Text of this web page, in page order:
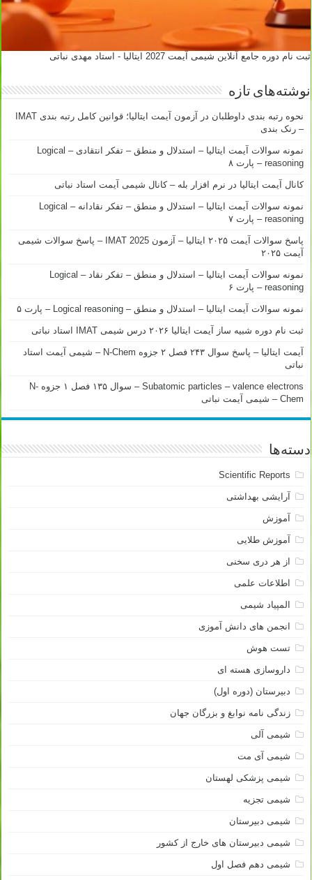
ثبت نام دوره جامع آنلاین شیمی آیمت 2027 ایتالیا - استاد مهدی نباتی
نوشته‌های تازه
نحوه رتبه بندی داوطلبان در آزمون آیمت ایتالیا؛ قوانین کامل رتبه بندی IMAT
– رنک بندی
نمونه سوالات آیمت ایتالیا – استدلال و منطق – تفکر انتقادی – Logical
reasoning – پارت ۸
کانال آیمت ایتالیا در نرم افزار بله – کانال شیمی آیمت استاد نباتی
نمونه سوالات آیمت ایتالیا – استدلال و منطق – تفکر نقادانه – Logical
reasoning – پارت ۷
پاسخ سوالات آیمت ۲۰۲۵ ایتالیا – آزمون IMAT 2025 – پاسخ سوالات شیمی
آیمت ۲۰۲۵
نمونه سوالات آیمت ایتالیا – استدلال و منطق – تفکر نقاد – Logical
reasoning – پارت ۶
نمونه سوالات آیمت ایتالیا – استدلال و منطق – Logical reasoning – پارت ۵
ثبت نام دوره شبیه ساز آیمت ایتالیا ۲۰۲۶ درس شیمی IMAT استاد نباتی
آیمت ایتالیا – پاسخ سوال ۲۴۳ فصل ۲ جزوه N-Chem – شیمی آیمت استاد
نباتی
Subatomic particles – valence electrons – سوال ۱۳۵ فصل ۱ جزوه N-
Chem – شیمی آیمت نباتی
دسته‌ها
Scientific Reports
آرایشی بهداشتی
آموزش
آموزش طلایی
از هر دری سخنی
اطلاعات علمی
المپیاد شیمی
انجمن های دانش آموزی
تست هوش
داروسازی هسته ای
دبیرستان (دوره اول)
زندگی نامه نوابغ و بزرگان جهان
شیمی آلی
شیمی آی مت
شیمی پزشکی لهستان
شیمی تجزیه
شیمی دبیرستان
شیمی دبیرستان های خارج از کشور
شیمی دهم فصل اول